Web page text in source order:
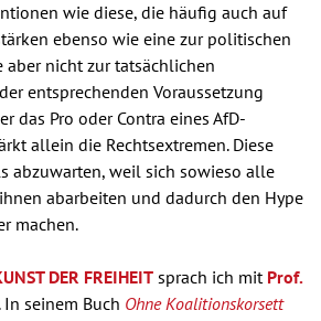
wie diese, die häufig auch auf
ebenso wie eine zur politischen
nicht zur tatsächlichen
entsprechenden Voraussetzung
das Pro oder Contra eines AfD-
allein die Rechtsextremen. Diese
abzuwarten, weil sich sowieso alle
abarbeiten und dadurch den Hype
machen.
DER FREIHEIT sprach ich mit Prof.
. In seinem Buch Ohne Koalitionskorsett